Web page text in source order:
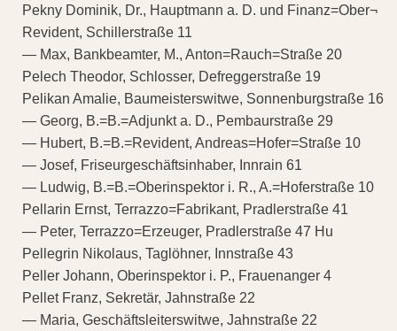
Pekny Dominik, Dr., Hauptmann a. D. und Finanz=Ober¬
Revident, Schillerstraße 11
— Max, Bankbeamter, M., Anton=Rauch=Straße 20
Pelech Theodor, Schlosser, Defreggerstraße 19
Pelikan Amalie, Baumeisterswitwe, Sonnenburgstraße 16
— Georg, B.=B.=Adjunkt a. D., Pembaurstraße 29
— Hubert, B.=B.=Revident, Andreas=Hofer=Straße 10
— Josef, Friseurgeschäftsinhaber, Innrain 61
— Ludwig, B.=B.=Oberinspektor i. R., A.=Hoferstraße 10
Pellarin Ernst, Terrazzo=Fabrikant, Pradlerstraße 41
— Peter, Terrazzo=Erzeuger, Pradlerstraße 47 Hu
Pellegrin Nikolaus, Taglöhner, Innstraße 43
Peller Johann, Oberinspektor i. P., Frauenanger 4
Pellet Franz, Sekretär, Jahnstraße 22
— Maria, Geschäftsleiterswitwe, Jahnstraße 22